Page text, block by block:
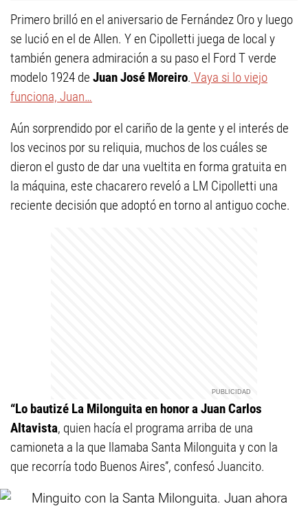
Primero brilló en el aniversario de Fernández Oro y luego
se lució en el de Allen. Y en Cipolletti juega de local y
también genera admiración a su paso el Ford T verde
modelo 1924 de Juan José Moreiro. Vaya si lo viejo
funciona, Juan…
Aún sorprendido por el cariño de la gente y el interés de
los vecinos por su reliquia, muchos de los cuáles se
dieron el gusto de dar una vueltita en forma gratuita en
la máquina, este chacarero reveló a LM Cipolletti una
reciente decisión que adoptó en torno al antiguo coche.
“Lo bautizé La Milonguita en honor a Juan Carlos
Altavista, quien hacía el programa arriba de una
camioneta a la que llamaba Santa Milonguita y con la
que recorría todo Buenos Aires”, confesó Juancito.